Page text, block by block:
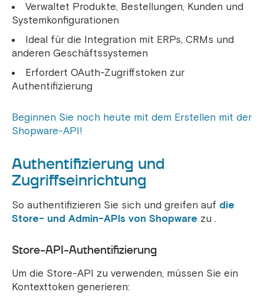
Verwaltet Produkte, Bestellungen, Kunden und
Systemkonfigurationen
Ideal für die Integration mit ERPs, CRMs und
anderen Geschäftssystemen
Erfordert OAuth-Zugriffstoken zur
Authentifizierung
Beginnen Sie noch heute mit dem Erstellen mit der
Shopware-API!
Authentifizierung und
Zugriffseinrichtung
So authentifizieren Sie sich und greifen auf die
Store- und Admin-APIs von Shopware zu .
Store-API-Authentifizierung
Um die Store-API zu verwenden, müssen Sie ein
Kontexttoken generieren: